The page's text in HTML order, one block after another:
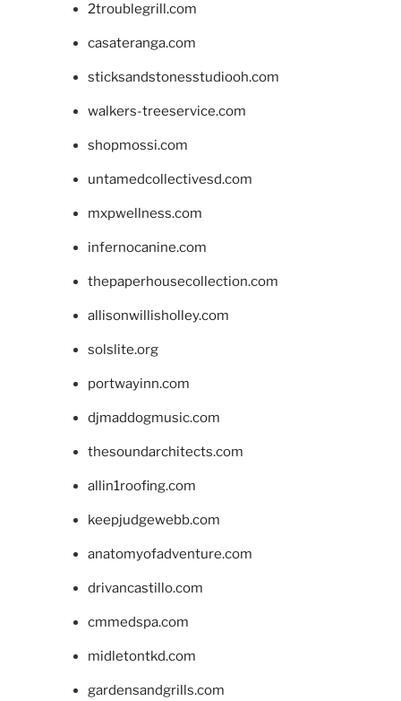
2troublegrill.com
casateranga.com
sticksandstonesstudiooh.com
walkers-treeservice.com
shopmossi.com
untamedcollectivesd.com
mxpwellness.com
infernocanine.com
thepaperhousecollection.com
allisonwillisholley.com
solslite.org
portwayinn.com
djmaddogmusic.com
thesoundarchitects.com
allin1roofing.com
keepjudgewebb.com
anatomyofadventure.com
drivancastillo.com
cmmedspa.com
midletontkd.com
gardensandgrills.com